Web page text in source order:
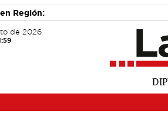
Región:
de 2026